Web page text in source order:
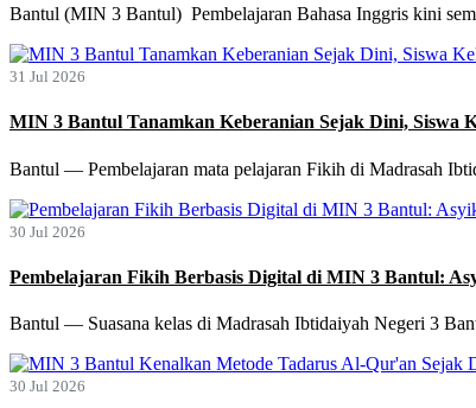
Bantul (MIN 3 Bantul) Pembelajaran Bahasa Inggris kini
31 Jul 2026
MIN 3 Bantul Tanamkan Keberanian Sejak Dini, Siswa
Bantul — Pembelajaran mata pelajaran Fikih di Madrasah
30 Jul 2026
Pembelajaran Fikih Berbasis Digital di MIN 3 Bantul:
Bantul — Suasana kelas di Madrasah Ibtidaiyah Negeri 3
30 Jul 2026